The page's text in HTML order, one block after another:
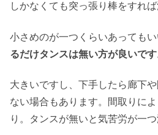
しかなくても突っ張り棒をすれ
小さめのが一つくらいあっても
るだけタンスは無い方が良いです
大きいですし、下手したら廊下
ない場合もあります。間取りに
り。タンスが無いと気苦労が一つ